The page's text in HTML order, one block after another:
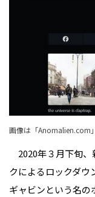
画像は「Anomalien.com
2020年３月下旬、
クによるロックダウ
ギャビンという名の